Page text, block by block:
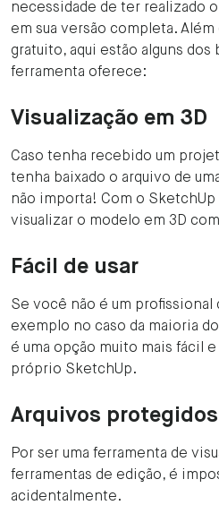
necessidade de ter realizado o
em sua versão completa.
gratuito, aqui estão alguns dos
ferramenta oferece:
Visualização em 3D
Caso tenha recebido um
tenha baixado o arquivo de
não importa! Com o
visualizar o modelo em 3D
Fácil de usar
Se você não é um
exemplo no caso da maioria
é uma opção muito mais fácil e
próprio SketchUp.
Arquivos protegidos
Por ser uma ferramenta de
ferramentas de edição, é
acidentalmente.